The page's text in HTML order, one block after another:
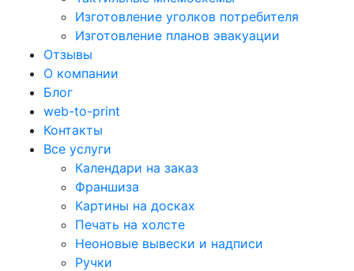
Изготовление уголков потребителя
Изготовление планов эвакуации
Отзывы
О компании
Блог
web-to-print
Контакты
Все услуги
Календари на заказ
Франшиза
Картины на досках
Печать на холсте
Неоновые вывески и надписи
Ручки